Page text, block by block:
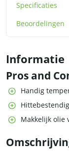
Specificaties
Beoordelingen
Informatie
Pros and
Handig
Makkelijk olie